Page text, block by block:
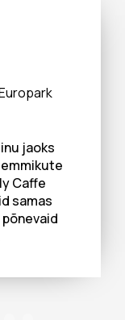
jaoks
Caffe
samas